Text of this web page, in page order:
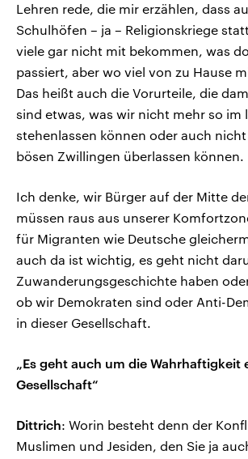
Lehren rede, die mir erzählen, dass
Schulhöfen – ja – Religionskriege
viele gar nicht mit bekommen, was
passiert, aber wo viel von zu Hause
Das heißt auch die Vorurteile, die
sind etwas, was wir nicht mehr so im
stehenlassen können oder auch
bösen Zwillingen überlassen können.
Ich denke, wir Bürger auf der Mitte
müssen raus aus unserer
für Migranten wie Deutsche
auch da ist wichtig, es geht nicht
Zuwanderungsgeschichte haben
ob wir Demokraten sind oder Anti-
in dieser Gesellschaft.
„Es geht auch um die Wahrhaftigkeit
Gesellschaft“
Dittrich: Worin besteht denn der
Muslimen und Jesiden, den Sie ja